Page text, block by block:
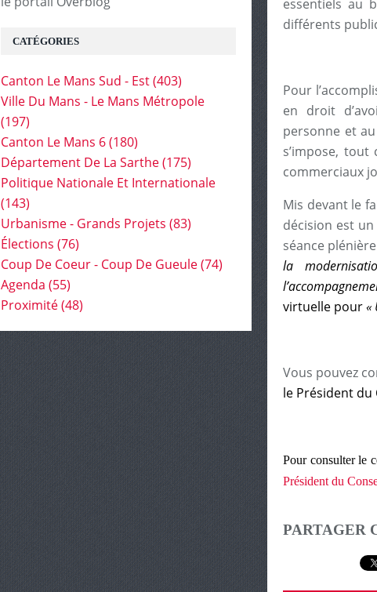
essentiels au
différents
Pour
en droit
personne et
s’impose, tout
commerciaux
Mis devant le
décision est
séance plénière
la
virtuelle pour«
Vous pouvez
le Président du
Pour consulter le
Président du
PARTAGER
CATÉGORIES
Canton Le Mans Sud - Est(403)
Ville Du Mans - Le Mans Métropole
(197)
Canton Le Mans 6(180)
Département De La Sarthe(175)
Politique Nationale Et Internationale
(143)
Urbanisme - Grands Projets (83)
Élections (76)
Coup De Coeur - Coup De Gueule(74)
Agenda (55)
Proximité(48)